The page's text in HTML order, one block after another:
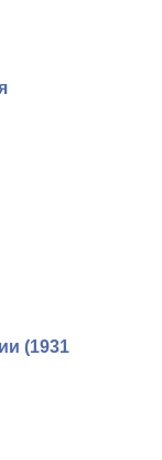
(1931